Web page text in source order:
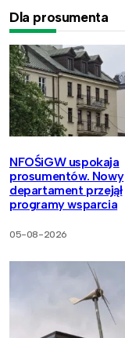
Dla prosumenta
NFOŚiGW uspokaja
prosumentów. Nowy
departament przejął
programy wsparcia
05-08-2026